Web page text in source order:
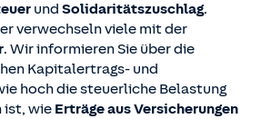
und Solidaritätszuschlag.
verwechseln viele mit der
. Wir informieren Sie über die
Kapitalertrags- und
hoch die steuerliche Belastung
ist, wie Erträge aus Versicherungen